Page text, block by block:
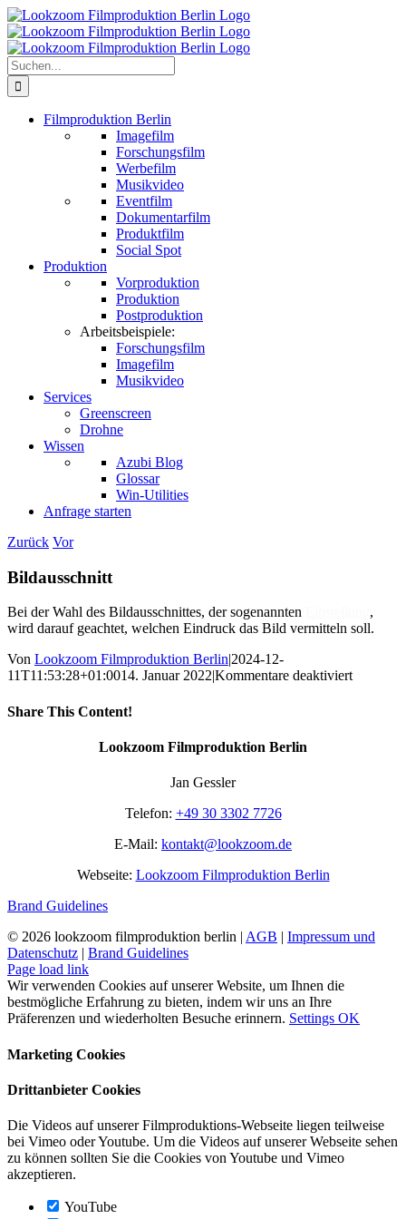
Zum
Inhalt
springen
Suche
nach:
Filmproduktion Berlin
Imagefilm
Forschungsfilm
Werbefilm
Musikvideo
Eventfilm
Dokumentarfilm
Produktfilm
Social Spot
Produktion
Vorproduktion
Produktion
Postproduktion
Arbeitsbeispiele:
Forschungsfilm
Imagefilm
Musikvideo
Services
Greenscreen
Drohne
Wissen
Azubi Blog
Glossar
Win-Utilities
Anfrage starten
Zurück Vor
Bildausschnitt
Bei der Wahl des Bildausschnittes, der sogenannten
,
wird darauf geachtet, welchen Eindruck das Bild vermitteln soll.
Von Lookzoom Filmproduktion Berlin|2024-12-
11T11:53:28+01:0014. Januar 2022|Kommentare deaktiviertfür
Share This Content!
Lookzoom Filmproduktion Berlin
Jan Gessler
Telefon: +49 30 3302 7726
E-Mail: kontakt@lookzoom.de
Webseite: Lookzoom Filmproduktion Berlin
Brand Guidelines
© 2026 lookzoom filmproduktion berlin | AGB | Impressum und
Datenschutz | Brand Guidelines
Facebook
Vimeo
YouTube
Instagram
Page load link
Wir verwenden Cookies auf unserer Website, um Ihnen die
bestmögliche Erfahrung zu bieten, indem wir uns an Ihre
Präferenzen und wiederholten Besuche erinnern. Settings OK
Marketing Cookies
Drittanbieter Cookies
Die Videos auf unserer Filmproduktions-Webseite liegen teilweise
bei Vimeo oder Youtube. Um die Videos auf unserer Webseite sehen
zu können sollten Sie die Cookies von Youtube und Vimeo
akzeptieren.
YouTube